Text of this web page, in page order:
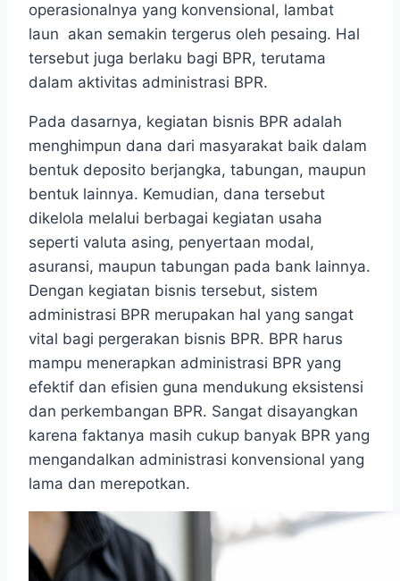
operasionalnya yang konvensional, lambat
laun akan semakin tergerus oleh pesaing. Hal
tersebut juga berlaku bagi BPR, terutama
dalam aktivitas administrasi BPR.
Pada dasarnya, kegiatan bisnis BPR adalah
menghimpun dana dari masyarakat baik dalam
bentuk deposito berjangka, tabungan, maupun
bentuk lainnya. Kemudian, dana tersebut
dikelola melalui berbagai kegiatan usaha
seperti valuta asing, penyertaan modal,
asuransi, maupun tabungan pada bank lainnya.
Dengan kegiatan bisnis tersebut, sistem
administrasi BPR merupakan hal yang sangat
vital bagi pergerakan bisnis BPR. BPR harus
mampu menerapkan administrasi BPR yang
efektif dan efisien guna mendukung eksistensi
dan perkembangan BPR. Sangat disayangkan
karena faktanya masih cukup banyak BPR yang
mengandalkan administrasi konvensional yang
lama dan merepotkan.